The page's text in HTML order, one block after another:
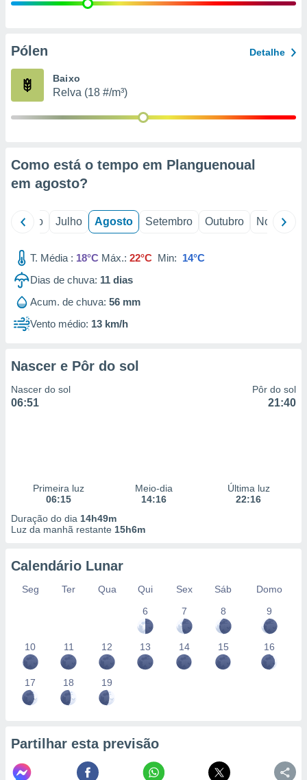
e
de
Pólen Detalhe
Baixo
Relva (18 #/m³)
Como está o tempo em Planguenoual
em agosto?
Junho Julho Agosto Setembro Outubro Novembro
T. Média : 18°C Máx.: 22°C Min: 14°C
Dias de chuva: 11 dias
Acum. de chuva: 56 mm
Vento médio: 13 km/h
Nascer e Pôr do sol
Nascer do sol
06:51
Pôr do sol
21:40
Primeira luz
06:15
Meio-dia
14:16
Última luz
22:16
Duração do dia 14h49m
Luz da manhã restante 15h6m
Calendário Lunar
Seg Ter Qua Qui Sex Sáb
Domo
6
7 8 9
10 11 12 13 14 15 16
17 18 19
Partilhar esta previsão